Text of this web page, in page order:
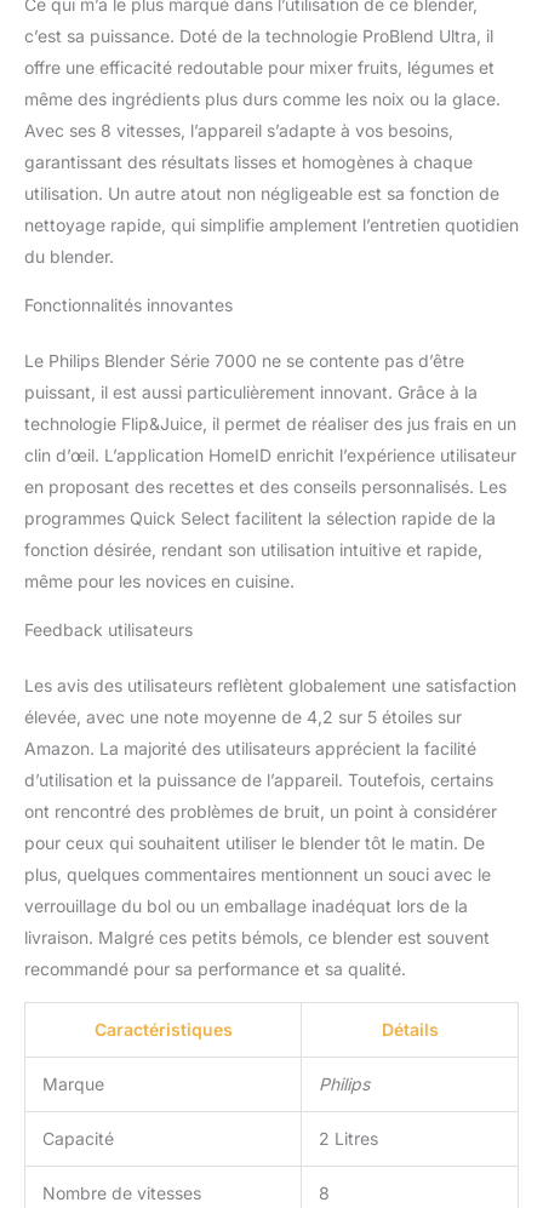
nettoyage unique et à
ses pièces faciles à rincer
et compatibles lave-
vaisselle, réalisez toutes
vos recettes préférées
sans vous soucier du
nettoyage La santé en
toute simplicité :
L'application HomeID
allégés aux repas à haute
teneur en nutriments
Ce qui m’a le plus marqué dans l’utilisation de ce blender,
c’est sa puissance. Doté de la technologie ProBlend Ultra, il
offre une efficacité redoutable pour mixer fruits, légumes et
même des ingrédients plus durs comme les noix ou la glace.
Avec ses 8 vitesses, l’appareil s’adapte à vos besoins,
garantissant des résultats lisses et homogènes à chaque
utilisation. Un autre atout non négligeable est sa fonction de
nettoyage rapide, qui simplifie amplement l’entretien quotidien
du blender.
Fonctionnalités innovantes
Le Philips Blender Série 7000 ne se contente pas d’être
puissant, il est aussi particulièrement innovant. Grâce à la
technologie Flip&Juice, il permet de réaliser des jus frais en un
clin d’œil. L’application HomeID enrichit l’expérience utilisateur
en proposant des recettes et des conseils personnalisés. Les
programmes Quick Select facilitent la sélection rapide de la
fonction désirée, rendant son utilisation intuitive et rapide,
même pour les novices en cuisine.
Feedback utilisateurs
Les avis des utilisateurs reflètent globalement une satisfaction
élevée, avec une note moyenne de 4,2 sur 5 étoiles sur
Amazon. La majorité des utilisateurs apprécient la facilité
d’utilisation et la puissance de l’appareil. Toutefois, certains
ont rencontré des problèmes de bruit, un point à considérer
pour ceux qui souhaitent utiliser le blender tôt le matin. De
plus, quelques commentaires mentionnent un souci avec le
verrouillage du bol ou un emballage inadéquat lors de la
livraison. Malgré ces petits bémols, ce blender est souvent
recommandé pour sa performance et sa qualité.
Caractéristiques Détails
Marque Philips
Capacité 2 Litres
Nombre de vitesses 8